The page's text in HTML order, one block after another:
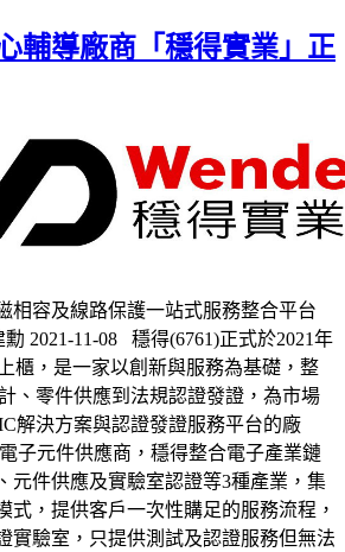
輔導廠商「穩得實業」正
相容及線路保護一站式服務整合平台
2021-11-08 穩得(6761)正式於2021年
櫃，是一家以創新與服務為基礎，整
、零件供應到法規認證發證，為市場
解決方案與認證發證服務平台的廠
子元件供應商，穩得整合電子產業鏈
元件供應及實驗室認證等3種產業，集
式，提供客戶一次性購足的服務流程，
實驗室，只提供測試及認證服務但無法